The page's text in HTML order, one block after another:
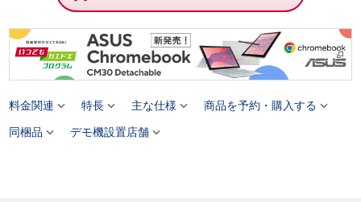
料金関連  特長 主な仕様  商品を予約・購入する 
同梱品  デモ機設置店舗